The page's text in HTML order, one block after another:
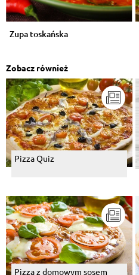
Zupa toskańska
Zobacz również
Pizza Quiz
Pizza z domowym sosem